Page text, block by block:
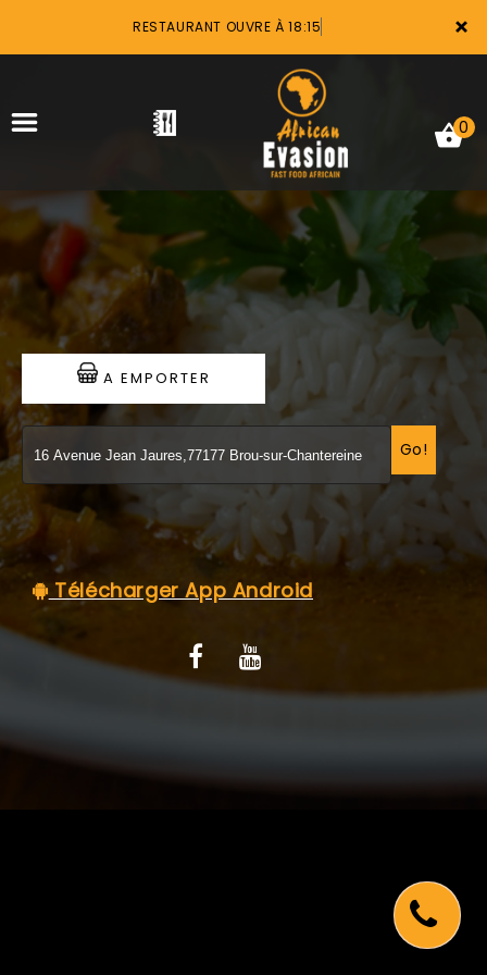
×
RESTAURANT OUVRE À 18:15
ACCUEIL
LA CARTE
VOTRE COMPTE
NOTRE RESTAURANT
MENTIONS LÉGALES
C.G.V
0
A EMPORTER
Go!
Télécharger App Android